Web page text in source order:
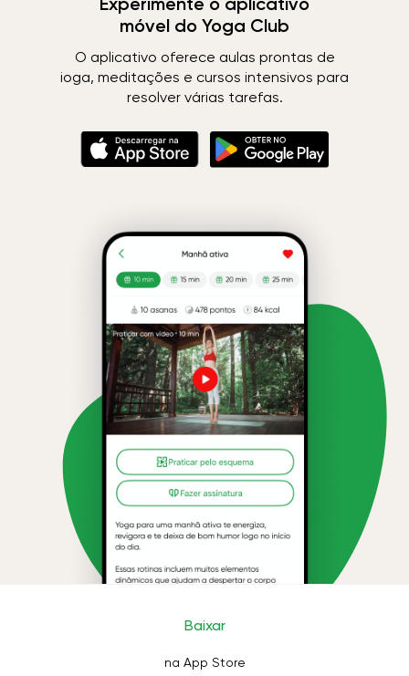
móvel do Yoga Club
O aplicativo oferece aulas prontas de
ioga, meditações e cursos intensivos para
resolver várias tarefas.
Baixar
na App Store